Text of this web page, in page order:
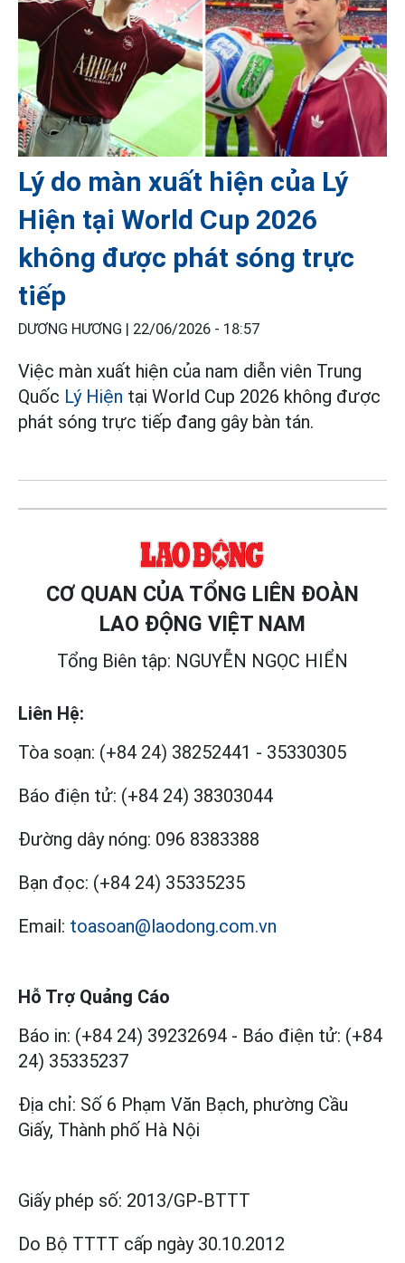
Lý do màn xuất hiện của Lý
Hiện tại World Cup 2026
không được phát sóng trực
tiếp
DƯƠNG HƯƠNG | 22/06/2026 - 18:57
Việc màn xuất hiện của nam diễn viên Trung
Quốc Lý Hiện tại World Cup 2026 không được
phát sóng trực tiếp đang gây bàn tán.
CƠ QUAN CỦA TỔNG LIÊN ĐOÀN
LAO ĐỘNG VIỆT NAM
Tổng Biên tập: NGUYỄN NGỌC HIỂN
Liên Hệ:
Tòa soạn: (+84 24) 38252441 - 35330305
Báo điện tử: (+84 24) 38303044
Đường dây nóng: 096 8383388
Bạn đọc: (+84 24) 35335235
Email: toasoan@laodong.com.vn
Hỗ Trợ Quảng Cáo
Báo in: (+84 24) 39232694 - Báo điện tử: (+84
24) 35335237
Địa chỉ: Số 6 Phạm Văn Bạch, phường Cầu
Giấy, Thành phố Hà Nội
Giấy phép số: 2013/GP-BTTT
Do Bộ TTTT cấp ngày 30.10.2012